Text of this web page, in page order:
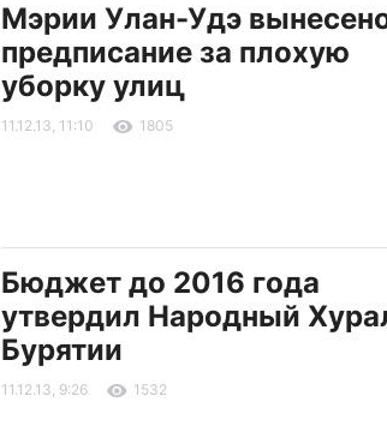
Мэрии Улан-Удэ
предписание за плохую
уборку улиц
11.12.13, 11:10 1805
Бюджет до 2016 года
утвердил Народный
Бурятии
11.12.13, 9:26 1532